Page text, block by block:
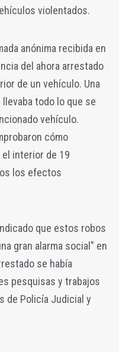
violentados.
anónima recibida en
del ahora arrestado
de un vehículo. Una
todo lo que se
vehículo.
cómo
interior de 19
los efectos
que estos robos
gran alarma social" en
se había
pesquisas y trabajos
de Policía Judicial y